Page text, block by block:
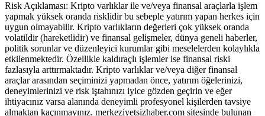
Risk Açıklaması: Kripto varlıklar ile ve/veya finansal araçlarla işlem
yapmak yüksek oranda risklidir bu sebeple yatırım yapan herkes için
uygun olmayabilir. Kripto varlıkların değerleri çok yüksek oranda
volatildir (hareketlidir) ve finansal gelişmeler, dünya geneli haberler,
politik sorunlar ve düzenleyici kurumlar gibi meselelerden kolaylıkla
etkilenmektedir. Özellikle kaldıraçlı işlemler ise finansal riski
fazlasıyla arttırmaktadır. Kripto varlıklar ve/veya diğer finansal
araçlar arasından seçiminizi yapmadan önce, yatırım öğelerinizi,
deneyimlerinizi ve risk iştahınızı iyice gözden geçirin ve eğer
ihtiyacınız varsa alanında deneyimli profesyonel kişilerden tavsiye
almaktan kaçınmayınız. merkeziyetsizhaber.com sitesinde bulunan